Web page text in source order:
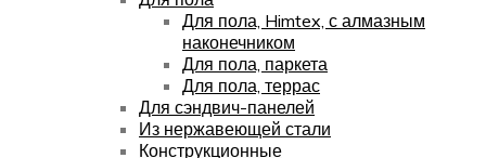
Для пола, Himtex, с алмазным
наконечником
Для пола, паркета
Для пола, террас
Для сэндвич-панелей
Из нержавеющей стали
Конструкционные